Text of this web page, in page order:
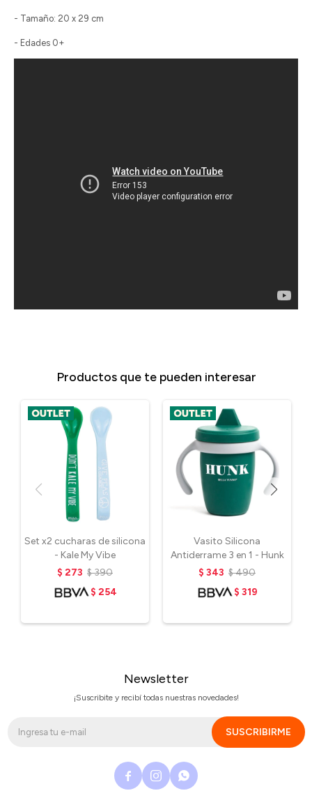
- Tamaño: 20 x 29 cm
- Edades 0+
Productos que te pueden interesar
Set x2 cucharas de silicona
- Kale My Vibe
$ 273 $390
$ 254
Vasito Silicona
Antiderrame 3 en 1 - Hunk
$ 343 $490
$ 319
Newsletter
¡Suscribite y recibí todas nuestras novedades!
SUSCRIBIRME
  